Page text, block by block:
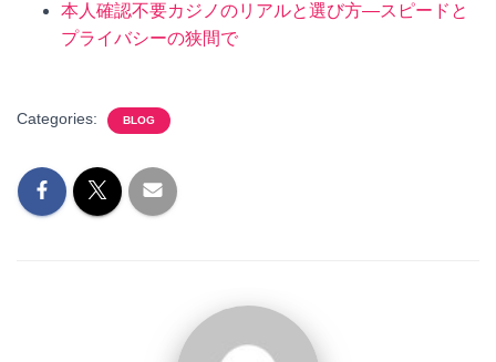
本人確認不要カジノのリアルと選び方—スピードと
プライバシーの狭間で
Categories: BLOG